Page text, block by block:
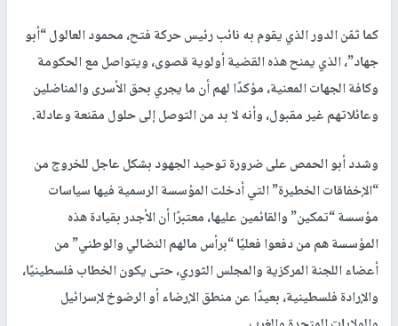
كما ثمّن الدور الذي يقوم به نائب رئيس حركة فتح، محمود العالول “أبو
جهاد”، الذي يمنح هذه القضية أولوية قصوى، ويتواصل مع الحكومة
وكافة الجهات المعنية، مؤكدًا لهم أن ما يجري بحق الأسرى والمناضلين
وعائلاتهم غير مقبول، وأنه لا بد من التوصل إلى حلول مقنعة وعادلة.
وشدد أبو الحمص على ضرورة توحيد الجهود بشكل عاجل للخروج من
“الإخفاقات الخطيرة” التي أدخلت المؤسسة الرسمية فيها سياسات
مؤسسة “تمكين” والقائمين عليها، معتبرًا أن الأجدر بقيادة هذه
المؤسسة هم من دفعوا فعليًا “برأس مالهم النضالي والوطني” من
أعضاء اللجنة المركزية والمجلس الثوري، حتى يكون الخطاب فلسطينيًا،
والإرادة فلسطينية، بعيدًا عن منطق الإرضاء أو الرضوخ لإسرائيل